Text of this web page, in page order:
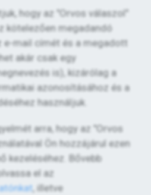
hogy az "Orvos válaszol"
kötelezően megadandó
e-mail címét és a megadott
akár csak egy
is), kizárólag a
azonosításához és a
használjuk.
arra, hogy az "Orvos
Ön hozzájárul ezen
kezeléséhez. Bővebb
el az
, illetve